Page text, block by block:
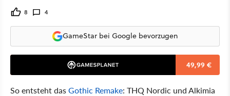
8 4
GameStar bei Google bevorzugen
49,99 €
So entsteht dasGothic Remake: THQ Nordic und Alkimia